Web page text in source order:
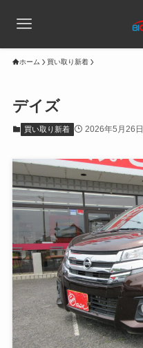
ホーム 買い取り新着
デイズ
買い取り新着 2026年5月26日